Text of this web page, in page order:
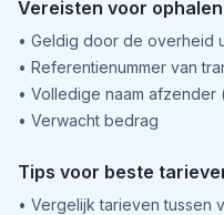
Vereisten voor ophalen
• Geldig door de overheid
• Referentienummer van
• Volledige naam afzender
• Verwacht bedrag
Tips voor beste
• Vergelijk tarieven tussen